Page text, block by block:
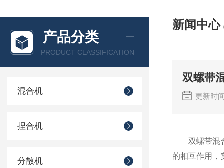
产品分类
PRODUCT CLASSIFICATION
混合机
捏合机
分散机
新闻中心
双螺带
更新时
双螺带混合
的相互作用，